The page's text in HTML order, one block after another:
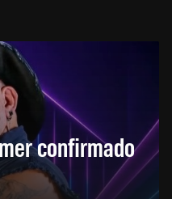
confirmado